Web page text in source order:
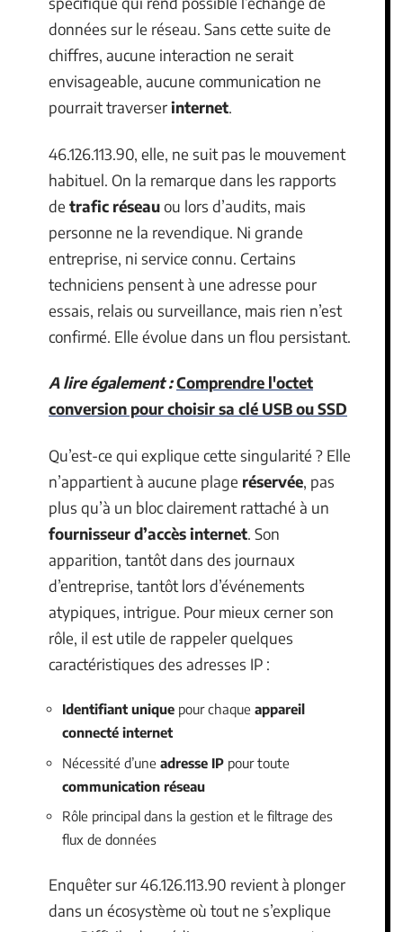
données sur le réseau. Sans cette suite de
chiffres, aucune interaction ne serait
envisageable, aucune communication ne
pourrait traverserinternet.
46.126.113.90, elle, ne suit pas le mouvement
habituel. On la remarque dans les rapports
de trafic réseauou lors d’audits, mais
personne ne la revendique. Ni grande
entreprise, ni service connu. Certains
techniciens pensent à une adresse pour
essais, relais ou surveillance, mais rien n’est
confirmé. Elle évolue dans un flou persistant.
A lire également :Comprendre l'octet
conversion pour choisir sa clé USB ou SSD
Qu’est-ce qui explique cette singularité ? Elle
n’appartient à aucune plage réservée, pas
plus qu’à un bloc clairement rattaché à un
fournisseur d’accès internet. Son
apparition, tantôt dans des journaux
d’entreprise, tantôt lors d’événements
atypiques, intrigue. Pour mieux cerner son
rôle, il est utile de rappeler quelques
caractéristiques des adresses IP :
Identifiant unique pour chaque appareil
connecté internet
Nécessité d’une adresse IP pour toute
communication réseau
Rôle principal dans la gestion et le filtrage des
flux de données
Enquêter sur 46.126.113.90 revient à plonger
dans un écosystème où tout ne s’explique